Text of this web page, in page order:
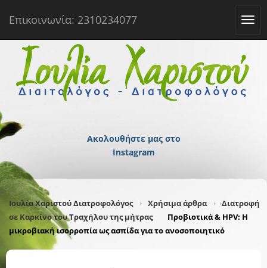
Επικοινωνία: 2310234077
Ακολουθήστε μας στο
Instagram
Ιουλία Χαριστού Διατροφολόγος Χρήσιμα άρθρα
Διατροφή
σε Καρκίνο του Τραχήλου της μήτρας
Προβιοτικά & HPV: Η
μικροβιακή ισορροπία ως ασπίδα για το ανοσοποιητικό